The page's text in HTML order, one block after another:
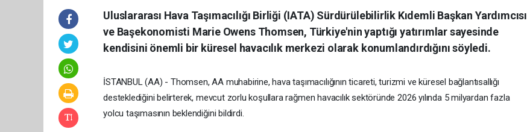
Uluslararası Hava Taşımacılığı Birliği (IATA) Sürdürülebilirlik Kıdemli Başkan Yardımcısı
ve Başekonomisti Marie Owens Thomsen, Türkiye'nin yaptığı yatırımlar sayesinde
kendisini önemli bir küresel havacılık merkezi olarak konumlandırdığını söyledi.
İSTANBUL (AA) - Thomsen, AA muhabirine, hava taşımacılığının ticareti, turizmi ve küresel bağlantısallığı
desteklediğini belirterek, mevcut zorlu koşullara rağmen havacılık sektöründe 2026 yılında 5 milyardan fazla
yolcu taşımasının beklendiğini bildirdi.